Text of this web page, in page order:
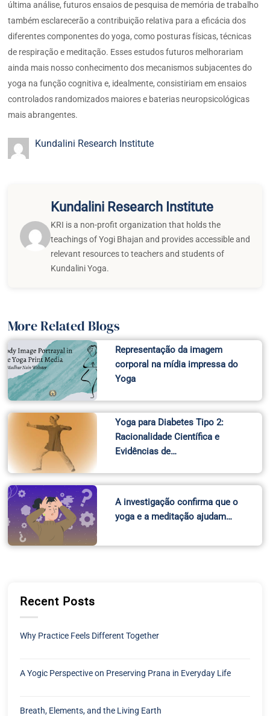
última análise, futuros ensaios de pesquisa de memória de trabalho
também esclarecerão a contribuição relativa para a eficácia dos
diferentes componentes do yoga, como posturas físicas, técnicas
de respiração e meditação. Esses estudos futuros melhorariam
ainda mais nosso conhecimento dos mecanismos subjacentes do
yoga na função cognitiva e, idealmente, consistiriam em ensaios
controlados randomizados maiores e baterias neuropsicológicas
mais abrangentes.
Kundalini Research Institute
Kundalini Research Institute
KRI is a non-profit organization that holds the
teachings of Yogi Bhajan and provides accessible and
relevant resources to teachers and students of
Kundalini Yoga.
More Related Blogs
Representação da imagem
corporal na mídia impressa do
Yoga
Yoga para Diabetes Tipo 2:
Racionalidade Científica e
Evidências de…
A investigação confirma que o
yoga e a meditação ajudam…
Recent Posts
Why Practice Feels Different Together
A Yogic Perspective on Preserving Prana in Everyday Life
Breath, Elements, and the Living Earth